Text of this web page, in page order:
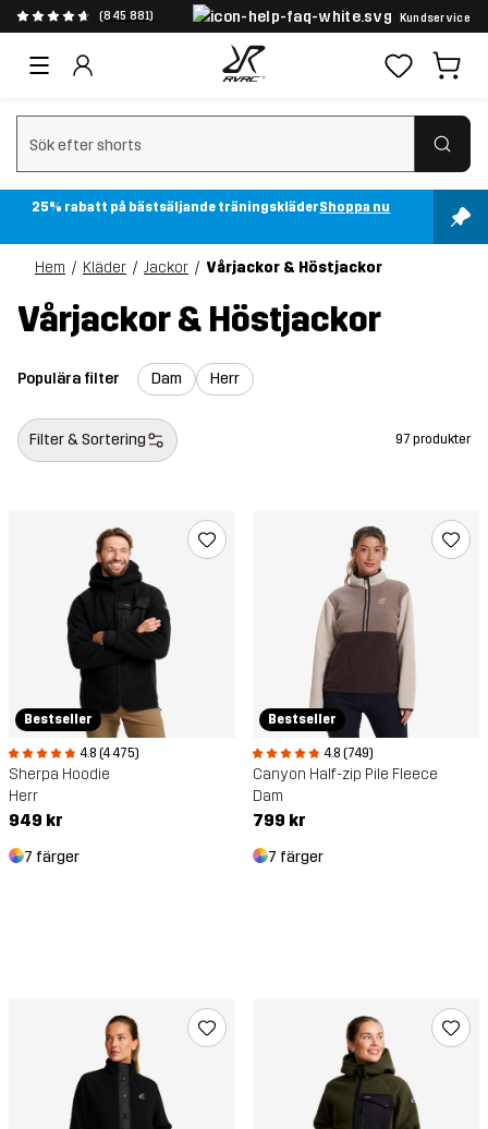
(845 881) Kundservice
Rensa sök
25% rabatt på bästsäljande träningskläderShoppa nu
Hem Kläder Jackor Vårjackor & Höstjackor
Vårjackor & Höstjackor
Populära filter Dam Herr
Filter & Sortering 97 produkter
Bestseller
4.8 (4 475)
Sherpa Hoodie
Herr
949 kr
7 färger
Bestseller
4.8 (749)
Canyon Half-zip Pile Fleece
Dam
799 kr
7 färger